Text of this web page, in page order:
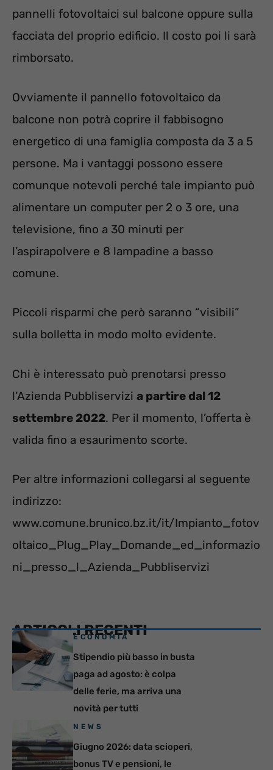
pannelli fotovoltaici sul balcone oppure sulla
facciata del proprio edificio. Il costo poi li sarà
rimborsato.
Ovviamente il pannello fotovoltaico da
balcone non potrà coprire il fabbisogno
energetico di una famiglia composta da 3 a 5
persone. Ma i vantaggi possono essere
comunque notevoli perché tale impianto può
alimentare un computer per 2 o 3 ore, una
televisione, fino a 30 minuti per
l’aspirapolvere e 8 lampadine a basso
comune.
Piccoli risparmi che però saranno “visibili”
sulla bolletta in modo molto evidente.
Chi è interessato può prenotarsi presso
l’Azienda Pubbliservizi a partire dal 12
settembre 2022. Per il momento, l’offerta è
valida fino a esaurimento scorte.
Per altre informazioni collegarsi al seguente
indirizzo:
www.comune.brunico.bz.it/it/Impianto_fotov
oltaico_Plug_Play_Domande_ed_informazio
ni_presso_l_Azienda_Pubbliservizi
ARTICOLI RECENTI
ECONOMIA
Stipendio più basso in busta
paga ad agosto: è colpa
delle ferie, ma arriva una
novità per tutti
NEWS
Giugno 2026: data scioperi,
bonus TV e pensioni, le